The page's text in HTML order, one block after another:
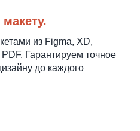
из Figma, XD,
Гарантируем точное
до каждого